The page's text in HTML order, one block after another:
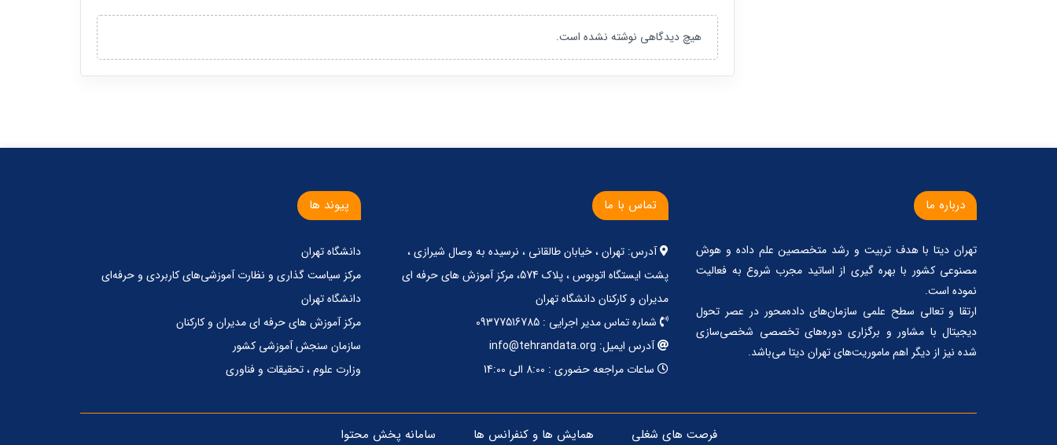
هیچ دیدگاهی نوشته نشده است.
درباره ما
تهران دیتا با هدف تربیت و رشد متخصصین علم داده و هوش
مصنوعی کشور با بهره گیری از اساتید مجرب شروع به فعالیت
نموده است.
ارتقا و تعالی سطح علمی سازمان‌های داده‌محور در عصر تحول
دیجیتال با مشاور و برگزاری دوره‌های تخصصی شخصی‌سازی
شده نیز از دیگر اهم ماموریت‌های تهران دیتا می‌باشد.
تماس با ما
آدرس: تهران ، خیابان طالقانی ، نرسیده به وصال شیرازی ،
پشت ایستگاه اتوبوس ، پلاک 574، مرکز آموزش های حرفه ای
مدیران و کارکنان دانشگاه تهران
شماره تماس مدیر اجرایی : 09377516785
آدرس ایمیل: info@tehrandata.org
ساعات مراجعه حضوری : 8:00 الی 14:00
پیوند ها
دانشگاه تهران
مرکز‌ سیاست گذاری‌ و‌ نظارت آموزشی‌های کاربردی‌ و‌ حرفه‌ای
دانشگاه تهران
مرکز آموزش های حرفه ای مدیران و کارکنان
سازمان سنجش آموزشی کشور
وزارت علوم ، تحقیقات و فناوری
فرصت های شغلی همایش ها و کنفرانس ها سامانه پخش محتوا